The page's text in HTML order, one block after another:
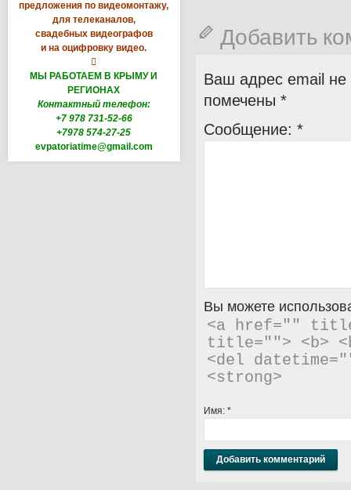
предложения по видеомонтажу,
для телеканалов,
свадебных видеографов
и на оцифровку видео.

МЫ РАБОТАЕМ В КРЫМУ И
РЕГИОНАХ
Контактный телефон:
+7 978 731-52-66
+7978 574-27-25
evpatoriatime@gmail.com
Добавить
Ваш адрес email не
помечены *
Сообщение: *
Вы можете
<a href=""
title=""> <b>
<del
<strong>
Имя: *